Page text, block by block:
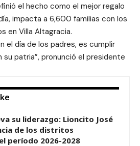
el hecho como el mejor regalo
impacta a 6,600 familias con los
en Villa Altagracia.
el día de los padres, es cumplir
patria”, pronunció el presidente
su liderazgo: Lioncito José
de los distritos
período 2026-2028